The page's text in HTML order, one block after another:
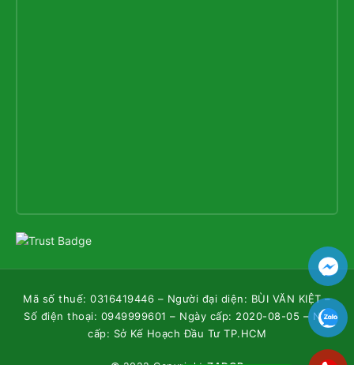
Mã số thuế: 0316419446 – Người đại diện: BÙI VĂN KIỆT –
Số điện thoại: 0949999601 – Ngày cấp: 2020-08-05 – Nơi
cấp: Sở Kế Hoạch Đầu Tư TP.HCM